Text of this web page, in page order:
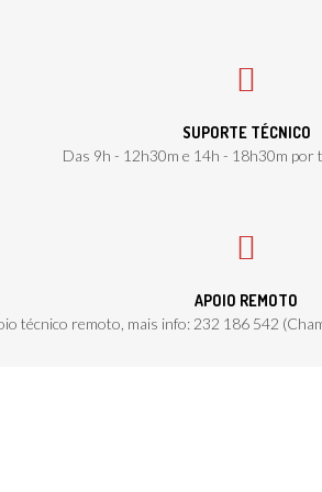
SUPORTE TÉCNICO
Das 9h - 12h30m e 14h - 18h30m por
APOIO REMOTO
técnico remoto, mais info: 232 186 542